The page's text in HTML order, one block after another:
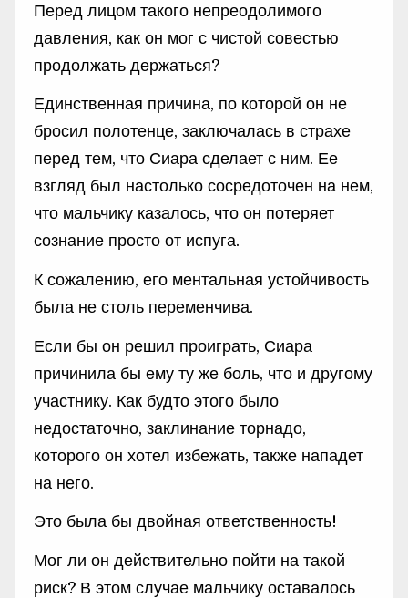
Перед лицом такого непреодолимого
давления, как он мог с чистой совестью
продолжать держаться?
Единственная причина, по которой он не
бросил полотенце, заключалась в страхе
перед тем, что Сиара сделает с ним. Ее
взгляд был настолько сосредоточен на нем,
что мальчику казалось, что он потеряет
сознание просто от испуга.
К сожалению, его ментальная устойчивость
была не столь переменчива.
Если бы он решил проиграть, Сиара
причинила бы ему ту же боль, что и другому
участнику. Как будто этого было
недостаточно, заклинание торнадо,
которого он хотел избежать, также нападет
на него.
Это была бы двойная ответственность!
Мог ли он действительно пойти на такой
риск? В этом случае мальчику оставалось